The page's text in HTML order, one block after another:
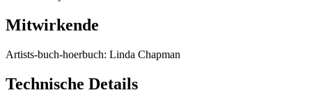
Mitwirkende
Artists-buch-hoerbuch: Linda Chapman
Technische Details